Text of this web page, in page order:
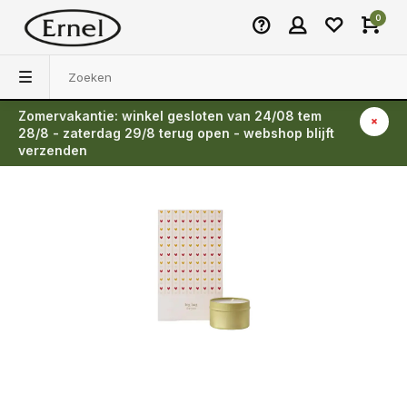
0
Zomervakantie: winkel gesloten van 24/08 tem
28/8 - zaterdag 29/8 terug open - webshop blijft
verzenden
Terug